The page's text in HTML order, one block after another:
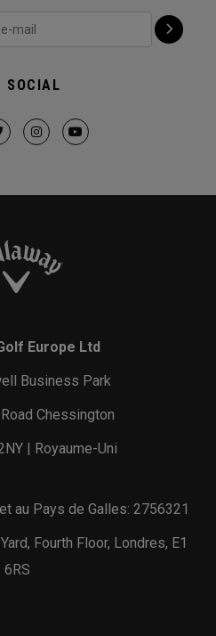
SOCIAL
Europe Ltd
Business Park
Chessington
| Royaume-Uni
au Pays de Galles: 2756321
Fourth Floor, Londres, E1
6RS